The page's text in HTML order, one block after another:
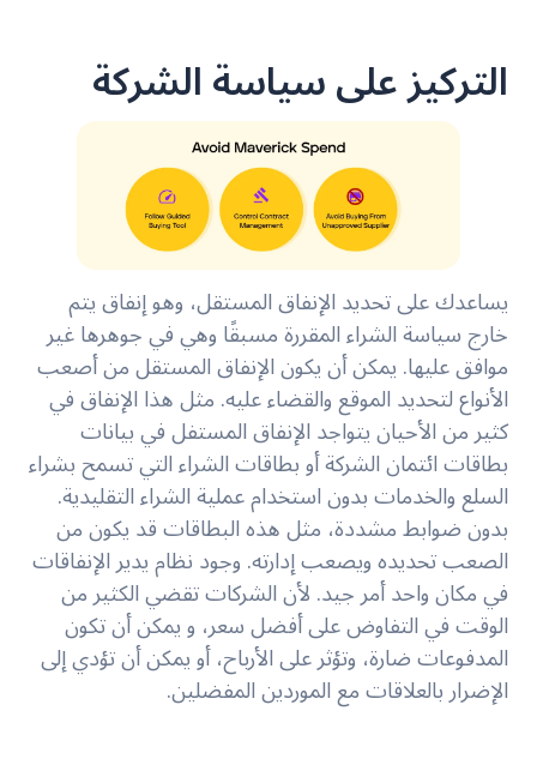
التركيز على سياسة الشركة
يساعدك على تحديد الإنفاق المستقل، وهو إنفاق يتم
خارج سياسة الشراء المقررة مسبقًا وهي في جوهرها غير
موافق عليها. يمكن أن يكون الإنفاق المستقل من أصعب
الأنواع لتحديد الموقع والقضاء عليه. مثل هذا الإنفاق في
كثير من الأحيان يتواجد الإنفاق المستفل في بيانات
بطاقات ائتمان الشركة أو بطاقات الشراء التي تسمح بشراء
السلع والخدمات بدون استخدام عملية الشراء التقليدية.
بدون ضوابط مشددة، مثل هذه البطاقات قد يكون من
الصعب تحديده ويصعب إدارته. وجود نظام يدير الإنفاقات
في مكان واحد أمر جيد. لأن الشركات تقضي الكثير من
الوقت في التفاوض على أفضل سعر، و يمكن أن تكون
المدفوعات ضارة، وتؤثر على الأرباح، أو يمكن أن تؤدي إلى
الإضرار بالعلاقات مع الموردين المفضلين.